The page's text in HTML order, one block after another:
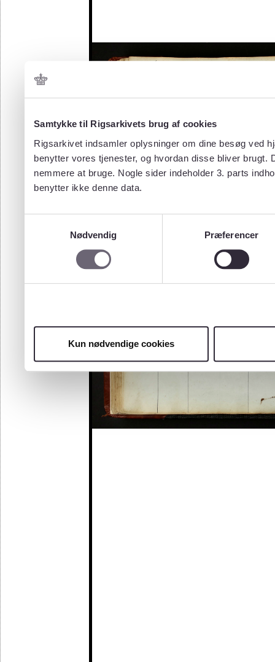
Samtykke til Rigsarkivets brug af cookies
Rigsarkivet indsamler oplysninger om dine besøg ved
benytter vores tjenester, og hvordan disse bliver
nemmere at bruge. Nogle sider indeholder 3. parts
benytter ikke denne data.
Nødvendig
Præferencer
Kun nødvendige cookies